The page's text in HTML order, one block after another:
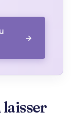
laisser